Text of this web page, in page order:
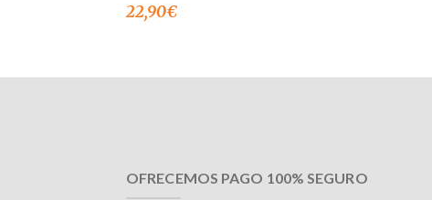
22,90€
OFRECEMOS PAGO 100% SEGURO